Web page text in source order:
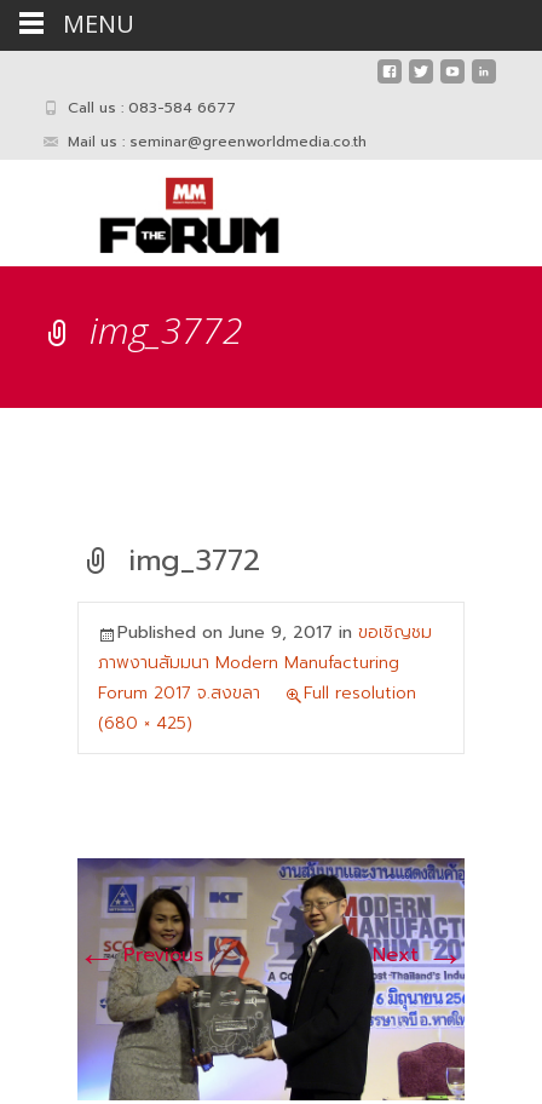
Call us : 083-584 6677
Mail us : seminar@greenworldmedia.co.th
img_3772
img_3772
Published on June 9, 2017 in ขอเชิญชม
ภาพงานสัมมนา Modern Manufacturing
Forum 2017 จ.สงขลา
Full resolution
(680 × 425)
←Previous Next→
MENU